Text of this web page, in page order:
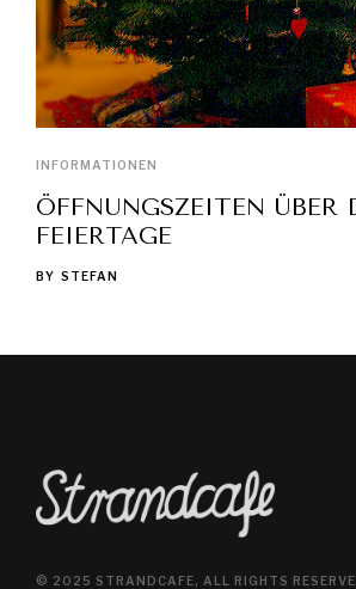
INFORMATIONEN
ÖFFNUNGSZEITEN ÜBER
FEIERTAGE
BY STEFAN
© 2025 STRANDCAFE, ALL RIGHTS